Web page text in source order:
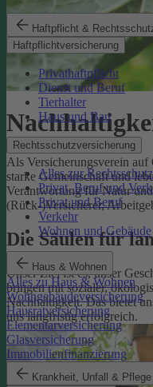
Haftpflicht &
Haftpflichtversicherung
Privathaftpflicht
Dienst und Beruf
Tierhalter
Haus und Bau
Rechtsschutzversicherung
Alles zur
Privat, Beruf und
Privat und Beruf
Verkehr
Wohnen und Gebäude
Haus & Wohnen
Alles zu Haus & Wohnen
Wohngebäudeversicherung
Hausratversicherung
Elementarversicherung
Glasversicherung
Immobilienfinanzierung
Krankheit, Unfall & Pflege
Als Versicherungsverein
starke Gemeinschaft und
Verantwortung für Natur
(Rück-)Versicherer,
Die Säulen für
Unser Ziel ist es, unser
bringen mit sozialer,
Nachhaltigkeit. Das bietet
uns langfristig erfolgreich.